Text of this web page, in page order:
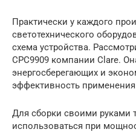
Практически у каждого
светотехнического
схема устройства.
СРС9909 компании Clare.
энергосберегающих и
эффективность применения
Для сборки своими руками
использоваться при